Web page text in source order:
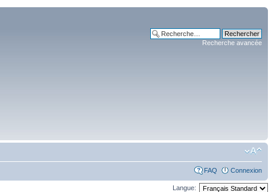
Recherche avancée
FAQ Connexion
Langue: